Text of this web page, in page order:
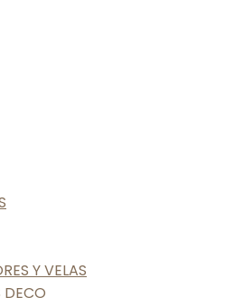
tú
Y VELAS
DECO